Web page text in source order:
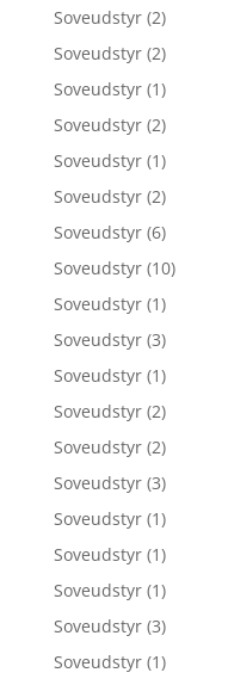
Soveudstyr (2)
Soveudstyr (2)
Soveudstyr (1)
Soveudstyr (2)
Soveudstyr (1)
Soveudstyr (2)
Soveudstyr (6)
Soveudstyr (10)
Soveudstyr (1)
Soveudstyr (3)
Soveudstyr (1)
Soveudstyr (2)
Soveudstyr (2)
Soveudstyr (3)
Soveudstyr (1)
Soveudstyr (1)
Soveudstyr (1)
Soveudstyr (3)
Soveudstyr (1)